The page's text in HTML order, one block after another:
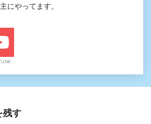
にやってます。
残す